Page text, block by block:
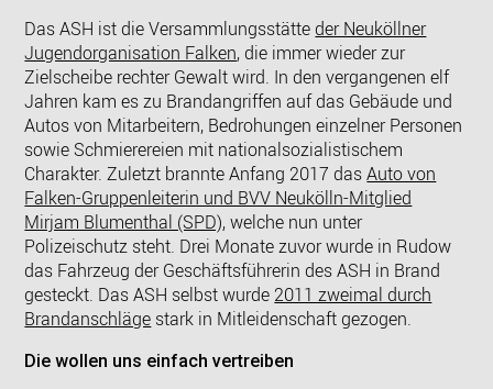
Das ASH ist die Versammlungsstätteder Neuköllner
Jugendorganisation Falken, die immer wieder zur
Zielscheibe rechter Gewalt wird. In den vergangenen elf
Jahren kam es zu Brandangriffen auf das Gebäude und
Autos von Mitarbeitern, Bedrohungen einzelner Personen
sowie Schmierereien mit nationalsozialistischem
Charakter. Zuletzt brannte Anfang 2017 dasAuto von
Falken-Gruppenleiterin und BVV Neukölln-Mitglied
Mirjam Blumenthal (SPD), welche nun unter
Polizeischutz steht. Drei Monate zuvor wurde in Rudow
das Fahrzeug der Geschäftsführerin des ASH in Brand
gesteckt. Das ASH selbst wurde 2011 zweimal durch
Brandanschläge stark in Mitleidenschaft gezogen.
Die wollen uns einfach vertreiben